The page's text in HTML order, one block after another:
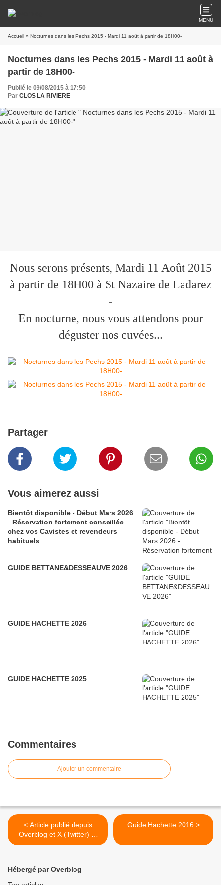
MENU
Accueil » Nocturnes dans les Pechs 2015 - Mardi 11 août à partir de 18H00-
Nocturnes dans les Pechs 2015 - Mardi 11 août à
partir de 18H00-
Publié le 09/08/2015 à 17:50
Par CLOS LA RIVIERE
Nous serons présents, Mardi 11 Août 2015
à partir de 18H00 à St Nazaire de Ladarez
-
En nocturne, nous vous attendons pour
déguster nos cuvées...
Partager
Vous aimerez aussi
Bientôt disponible - Début Mars 2026
- Réservation fortement conseillée
chez vos Cavistes et revendeurs
habituels
GUIDE BETTANE&DESSEAUVE 2026
GUIDE HACHETTE 2026
GUIDE HACHETTE 2025
Commentaires
Ajouter un commentaire
< Article publié depuis
Overblog et X (Twitter) et
Facebook
Guide Hachette 2016 >
Hébergé par Overblog